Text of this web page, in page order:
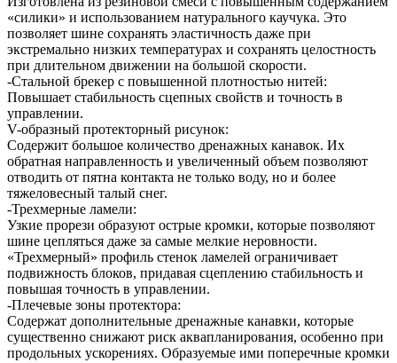
«силики» и использованием натурального каучука. Это
позволяет шине сохранять эластичность даже при
экстремально низких температурах и сохранять целостность
при длительном движении на большой скорости.
-Стальной брекер с повышенной плотностью нитей:
Повышает стабильность сцепных свойств и точность в
управлении.
V-образный протекторный рисунок:
Содержит большое количество дренажных канавок. Их
обратная направленность и увеличенный объем позволяют
отводить от пятна контакта не только воду, но и более
тяжеловесный талый снег.
-Трехмерные ламели:
Узкие прорези образуют острые кромки, которые позволяют
шине цепляться даже за самые мелкие неровности.
«Трехмерный» профиль стенок ламелей ограничивает
подвижность блоков, придавая сцеплению стабильность и
повышая точность в управлении.
-Плечевые зоны протектора:
Содержат дополнительные дренажные канавки, которые
существенно снижают риск аквапланирования, особенно при
продольных ускорениях. Образуемые ими поперечные кромки